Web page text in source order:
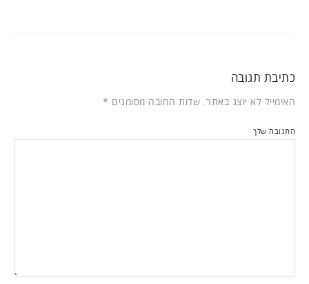
כתיבת תגובה
האימייל לא יוצג באתר. שדות החובה מסומנים *
התגובה שלך